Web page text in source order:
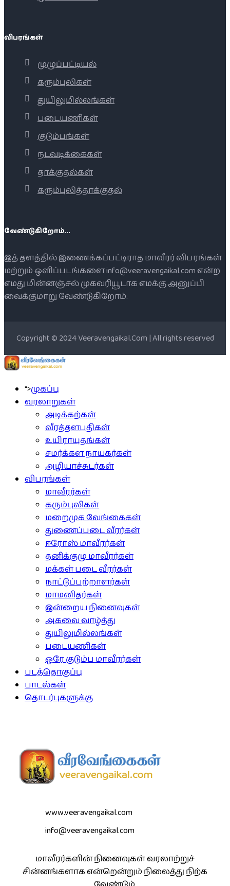
விபரங்கள்
முழுப்பட்டியல்
கரும்புலிகள்
துயிலுமில்லங்கள்
படையணிகள்
குடும்பங்கள்
நடவடிக்கைகள்
தாக்குதல்கள்
கரும்புலித்தாக்குதல்
வேண்டுகிறோம்...
இத் தளத்தில் இணைக்கப்பட்டிராத மாவீரர் விபரங்கள்
மற்றும் ஒளிப்படங்களை info@veeravengaikal.com என்ற
எமது மின்னஞ்சல் முகவரியூடாக எமக்கு அனுப்பி
வைக்குமாறு வேண்டுகிறோம்.
Copyright © 2024 Veeravengaikal.Com | All rights reserved
">முகப்பு
வரலாறுகள்
அடிக்கற்கள்
வீரத்தளபதிகள்
உயிராயுதங்கள்
சமர்க்கள நாயகர்கள்
அழியாச்சுடர்கள்
விபரங்கள்
மாவீரர்கள்
கரும்புலிகள்
மறைமுக வேங்கைகள்
துணைப்படை வீரர்கள்
ஈரோஸ் மாவீரர்கள்
தனிக்குழு மாவீரர்கள்
மக்கள் படை வீரர்கள்
நாட்டுப்பற்றாளர்கள்
மாமனிதர்கள்
இன்றைய நினைவுகள்
அகவை வாழ்த்து
துயிலுமில்லங்கள்
படையணிகள்
ஒரே குடும்ப மாவீரர்கள்
படத்தொகுப்பு
பாடல்கள்
தொடர்புகளுக்கு
www.veeravengaikal.com
info@veeravengaikal.com
மாவீரர்களின் நினைவுகள் வரலாற்றுச்
சின்னங்களாக என்றென்றும் நிலைத்து நிற்க